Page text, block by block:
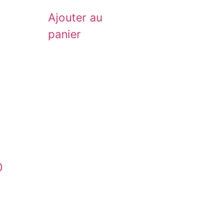
Ajouter au
panier